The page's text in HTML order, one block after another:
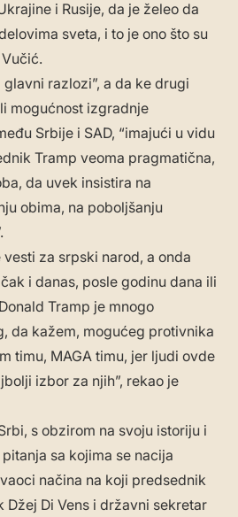
i Rusije, da je želeo da
sveta, i to je ono što su
razlozi”, a da ke drugi
mogućnost izgradnje
Srbije i SAD, “imajući u vidu
Tramp veoma pragmatična,
da uvek insistira na
obima, na poboljšanju
vesti za srpski narod, a onda
i danas, posle godinu dana ili
Tramp je mnogo
da kažem, mogućeg protivnika
timu, MAGA timu, jer ljudi ovde
izbor za njih”, rekao je
s obzirom na svoju istoriju i
sa kojima se nacija
načina na koji predsednik
Di Vens i državni sekretar